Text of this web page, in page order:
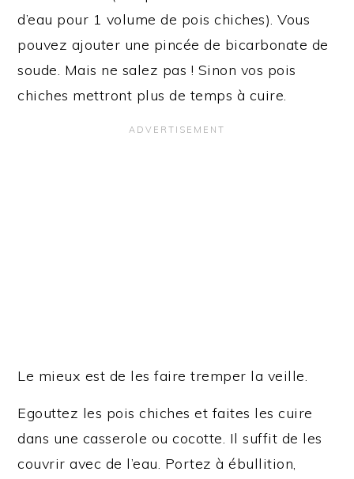
d’eau pour 1 volume de pois chiches). Vous
pouvez ajouter une pincée de bicarbonate de
soude. Mais ne salez pas ! Sinon vos pois
chiches mettront plus de temps à cuire.
Le mieux est de les faire tremper la veille.
Egouttez les pois chiches et faites les cuire
dans une casserole ou cocotte. Il suffit de les
couvrir avec de l’eau. Portez à ébullition,